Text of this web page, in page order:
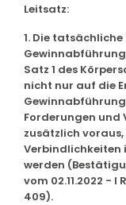
Leitsatz:
1. Die
Satz 1 des
nicht nur auf die
Forderungen und
zusätzlich
Verbindlichkeiten
werden
vom 02.11.2022 - I
409).